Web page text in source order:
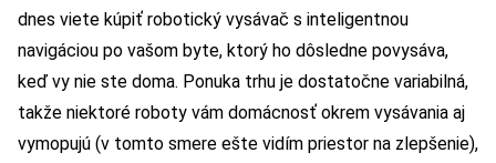
dnes viete kúpiť robotický vysávač s inteligentnou
navigáciou po vašom byte, ktorý ho dôsledne povysáva,
keď vy nie ste doma. Ponuka trhu je dostatočne variabilná,
takže niektoré roboty vám domácnosť okrem vysávania aj
vymopujú (v tomto smere ešte vidím priestor na zlepšenie),